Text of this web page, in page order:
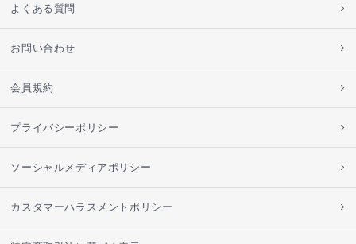
よくある質問
お問い合わせ
会員規約
プライバシーポリシー
ソーシャルメディアポリシー
カスタマーハラスメントポリシー